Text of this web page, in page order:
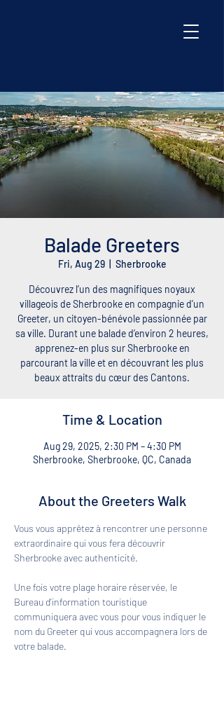
Balade Greeters
Fri, Aug 29
  |
Sherbrooke
Découvrez l’un des magnifiques noyaux
villageois de Sherbrooke en compagnie d’un
Greeter, un citoyen-bénévole passionnée par
sa ville. Durant une balade d’environ 2 heures,
apprenez-en plus sur Sherbrooke en
parcourant la ville et en découvrant les plus
beaux attraits du cœur des Cantons.
Time & Location
Aug 29, 2025, 2:30 PM – 4:30 PM
Sherbrooke, Sherbrooke, QC, Canada
About the Greeters Walk
Vous vous apprêtez à rencontrer une personne
extraordinaire qui vous fera découvrir
Sherbrooke avec authenticité.
Une fois votre plage horaire réservée, le
Bureau d'information touristique
communiquera avec vous pour vous indiquer le
nom du Greeter qui vous accompagnera lors de
votre balade.